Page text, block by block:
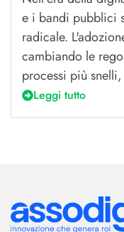
e i bandi pubblici
radicale.
cambiando le
processi più
Leggi tutto